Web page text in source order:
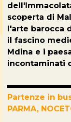
scoperta di
l'arte barocca
il fascino
Mdina e i
incontaminati
Partenze in
PARMA,